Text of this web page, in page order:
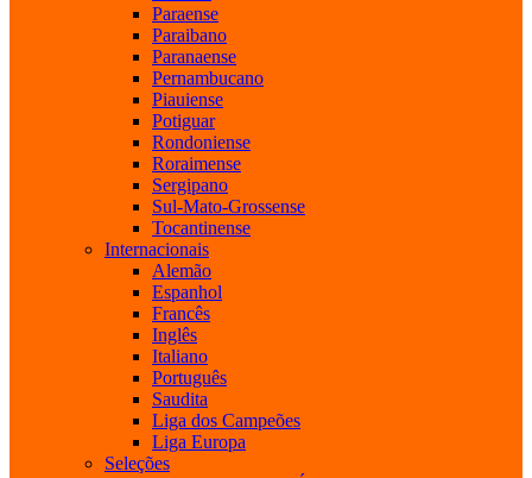
Paraense
Paraibano
Paranaense
Pernambucano
Piauiense
Potiguar
Rondoniense
Roraimense
Sergipano
Sul-Mato-Grossense
Tocantinense
Internacionais
Alemão
Espanhol
Francês
Inglês
Italiano
Português
Saudita
Liga dos Campeões
Liga Europa
Seleções